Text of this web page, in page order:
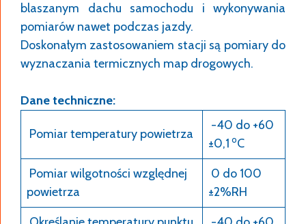
blaszanym dachu samochodu i wykonywania
pomiarów nawet podczas jazdy.
Doskonałym zastosowaniem stacji są pomiary do
wyznaczania termicznych map drogowych.
Dane techniczne:
Pomiar temperatury powietrza
-40 do +60
±0,1 oC
Pomiar wilgotności względnej
powietrza
0 do 100
±2%RH